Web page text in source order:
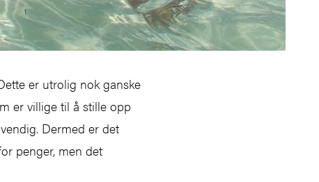
er utrolig nok ganske
er villige til å stille opp
Dermed er det
penger, men det